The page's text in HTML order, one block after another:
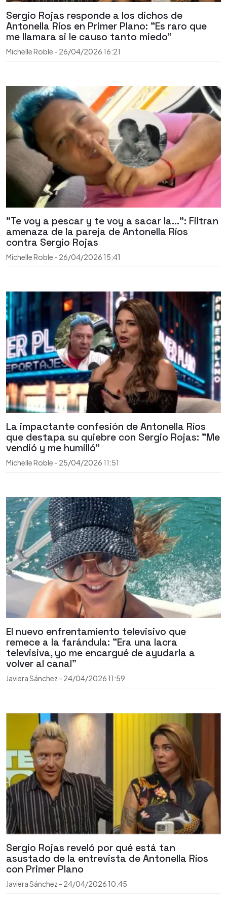
Sergio Rojas responde a los dichos de
Antonella Ríos en Primer Plano: "Es raro que
me llamara si le causo tanto miedo"
Michelle Roble - 26/04/2026 16:21
"Te voy a pescar y te voy a sacar la...": Filtran
amenaza de la pareja de Antonella Ríos
contra Sergio Rojas
Michelle Roble - 26/04/2026 15:41
La impactante confesión de Antonella Ríos
que destapa su quiebre con Sergio Rojas: "Me
vendió y me humilló"
Michelle Roble - 25/04/2026 11:51
El nuevo enfrentamiento televisivo que
remece a la farándula: "Era una lacra
televisiva, yo me encargué de ayudarla a
volver al canal"
Javiera Sánchez - 24/04/2026 11:59
Sergio Rojas reveló por qué está tan
asustado de la entrevista de Antonella Ríos
con Primer Plano
Javiera Sánchez - 24/04/2026 10:45